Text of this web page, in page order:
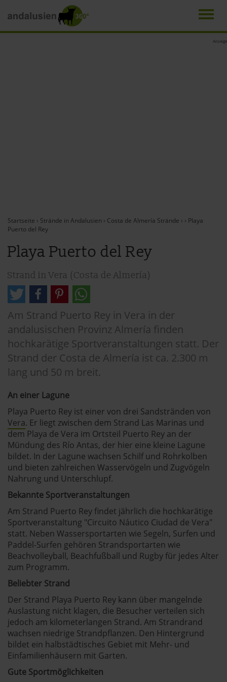
Anzeige
Startseite › Strände in Andalusien › Costa de Almería Strände › › Playa
Puerto del Rey
Playa Puerto del Rey
Strand in Vera (Costa de Almería)
Am Strand Puerto Rey in Vera in der
andalusischen Provinz Almería finden
hochkarätige Sportveranstaltungen statt. Der
Strand der Costa de Almería ist ca. 2.300 m
lang und 50 m breit.
An einer Lagune
Playa Puerto Rey ist einer von drei Sandstränden von
Vera. Er liegt zwischen dem Strand Las Marinas und
dem Playa de Vera im Ortsteil Puerto Rey an der
Mündung des Río Antas, der hier eine kleine Lagune
bildet. In der Lagune wachsen Schilf und Rohrkolben
und bieten zahlreichen Wasservögeln und Zugvögeln
Nahrung und Unterschlupf.
Bekannte Sportveranstaltungen
Am Strand Puerto Rey findet jährlich die hochkarätige
Sportveranstaltung "Circuito Náutico Ciudad de Vera"
statt. Neben Wassersportarten wie Segeln, Surfen und
Paddel-Surfen gehören Strandsportarten wie
Beachvolleyball, Beachfußball und Rugby für jedes Alter
zum Programm.
Beliebter Strand
Der Strand Playa Puerto Rey kann über mangelnde
Auslastung nicht klagen, die Besucher verteilen sich
jedoch am kilometerlangen Strand. Am Strandrand
wachsen niedrige Strandpflanzen. Den Hintergrund
bildet ein halbstädtisches Gebiet mit Mehr- und
Einfamilienhäusern mit Garten.
Gute Sportmöglichkeiten